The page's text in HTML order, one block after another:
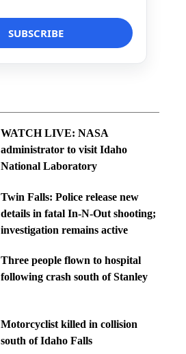
WATCH LIVE: NASA
administrator to visit Idaho
National Laboratory
Twin Falls: Police release new
details in fatal In-N-Out shooting;
investigation remains active
Three people flown to hospital
following crash south of Stanley
Motorcyclist killed in collision
south of Idaho Falls